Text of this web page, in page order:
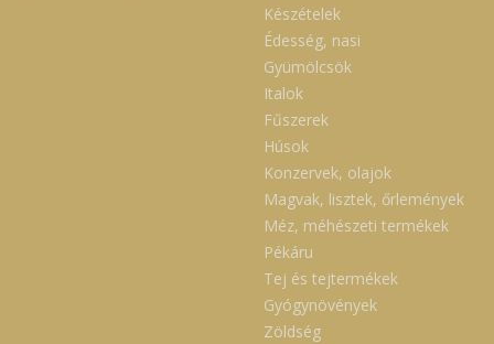
Készételek
Édesség, nasi
Gyümölcsök
Italok
Fűszerek
Húsok
Konzervek, olajok
Magvak, lisztek, őrlemények
Méz, méhészeti termékek
Pékáru
Tej és tejtermékek
Gyógynövények
Zöldség